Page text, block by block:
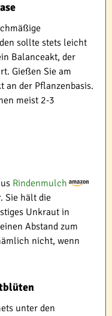
sollte stets leicht
Balanceakt, der
Gießen Sie am
an der Pflanzenbasis.
meist 2-3
Rindenmulch
Sie hält die
Unkraut in
Abstand zum
nicht, wenn
unter den